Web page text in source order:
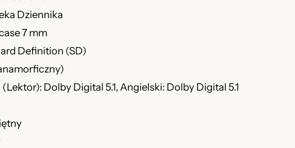
o
Dziennika
7 mm
Definition (SD)
(Lektor): Dolby Digital 5.1, Angielski: Dolby Digital 5.1